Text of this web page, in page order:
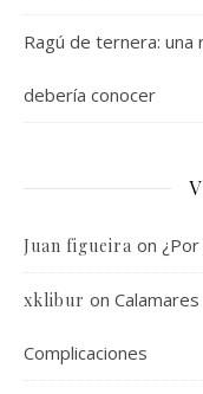
Ragú de ternera:
debería conocer
Juan figueira on
xklibur on
Complicaciones